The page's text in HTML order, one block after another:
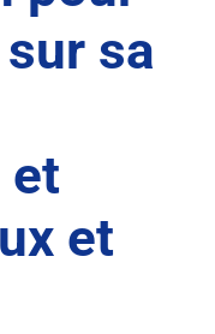
sa
et
et